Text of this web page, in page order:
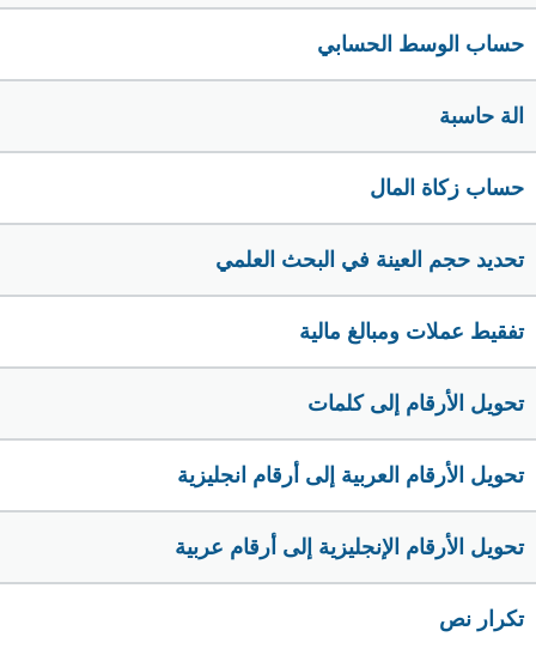
حساب الوسط الحسابي
الة حاسبة
حساب زكاة المال
تحديد حجم العينة في البحث العلمي
تفقيط عملات ومبالغ مالية
تحويل الأرقام إلى كلمات
تحويل الأرقام العربية إلى أرقام انجليزية
تحويل الأرقام الإنجليزية إلى أرقام عربية
تكرار نص